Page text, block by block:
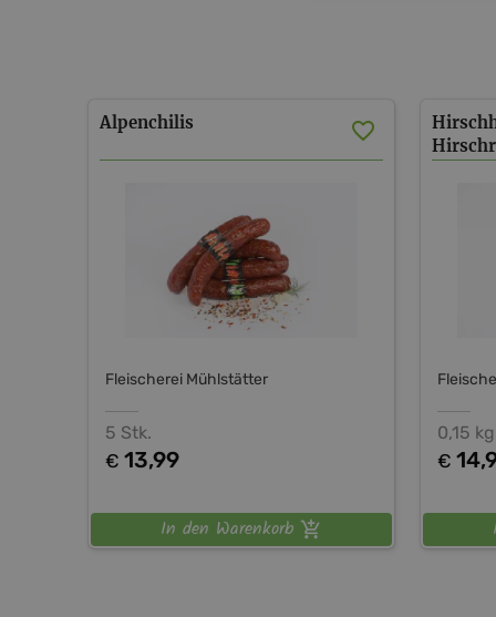
Alpenchilis
Fleischerei Mühlstätter
5 Stk.
€ 13,99
In den Warenkorb
0,15 kg
€